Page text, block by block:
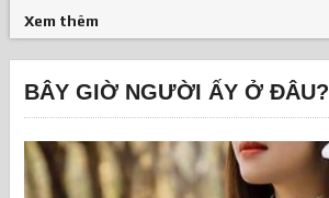
Xem thêm
BÂY GIỜ NGƯỜI ẤY Ở ĐÂU?